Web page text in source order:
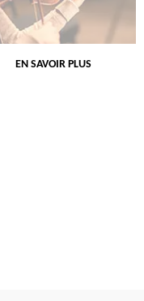
EN SAVOIR PLUS